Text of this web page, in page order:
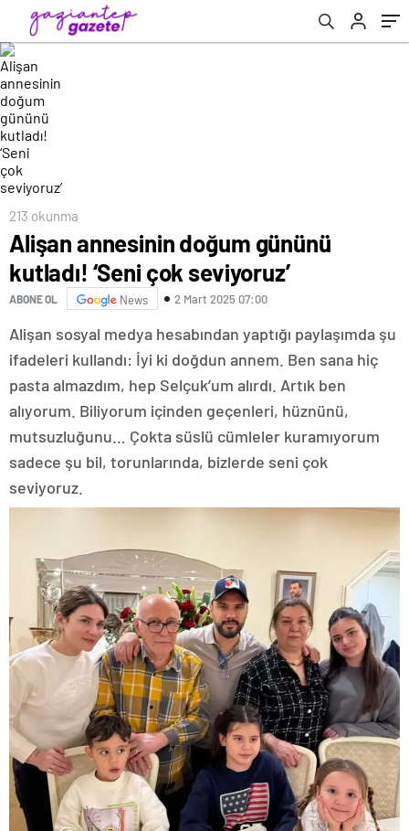
213 okunma
Alişan annesinin doğum gününü
kutladı! ‘Seni çok seviyoruz’
ABONE OL News 2 Mart 2025 07:00
Alişan sosyal medya hesabından yaptığı paylaşımda şu
ifadeleri kullandı: İyi ki doğdun annem. Ben sana hiç
pasta almazdım, hep Selçuk’um alırdı. Artık ben
alıyorum. Biliyorum içinden geçenleri, hüznünü,
mutsuzluğunu… Çokta süslü cümleler kuramıyorum
sadece şu bil, torunlarında, bizlerde seni çok
seviyoruz.